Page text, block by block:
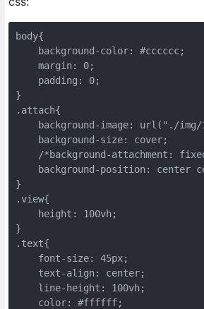
body{
    background-color: #cccccc;
    margin: 0;
    padding: 0;
}
.attach{
background-image: url("./img/
    background-size: cover;
/*background-attachment:
background-position: center
}
.view{
    height: 100vh;
}
.text{
    font-size: 45px;
    text-align: center;
    line-height: 100vh;
    color: #ffffff;